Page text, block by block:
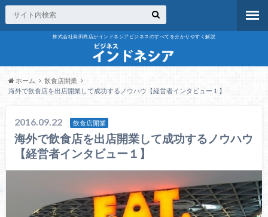
株式会社島田商店がインドネシアビジネスのすべてを分かりやすく解説
ホーム
飲食店開業
海外で飲食店を出店開業して成功するノウハウ【経営者インタビュー１】
2016.09.22 飲食店開業
海外で飲食店を出店開業して成功するノウハウ
【経営者インタビュー１】